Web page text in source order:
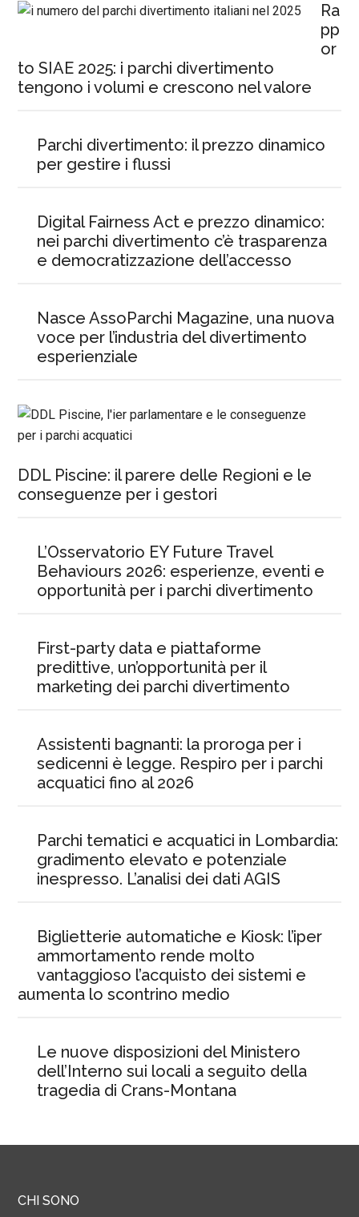
Ra
pp
or
to SIAE 2025: i parchi divertimento
tengono i volumi e crescono nel valore
Parchi divertimento: il prezzo dinamico
per gestire i flussi
Digital Fairness Act e prezzo dinamico:
nei parchi divertimento c’è trasparenza
e democratizzazione dell’accesso
Nasce AssoParchi Magazine, una nuova
voce per l’industria del divertimento
esperienziale
DDL Piscine: il parere delle Regioni e le
conseguenze per i gestori
L’Osservatorio EY Future Travel
Behaviours 2026: esperienze, eventi e
opportunità per i parchi divertimento
First-party data e piattaforme
predittive, un’opportunità per il
marketing dei parchi divertimento
Assistenti bagnanti: la proroga per i
sedicenni è legge. Respiro per i parchi
acquatici fino al 2026
Parchi tematici e acquatici in Lombardia:
gradimento elevato e potenziale
inespresso. L’analisi dei dati AGIS
Biglietterie automatiche e Kiosk: l’iper
ammortamento rende molto
vantaggioso l’acquisto dei sistemi e
aumenta lo scontrino medio
Le nuove disposizioni del Ministero
dell’Interno sui locali a seguito della
tragedia di Crans-Montana
CHI SONO